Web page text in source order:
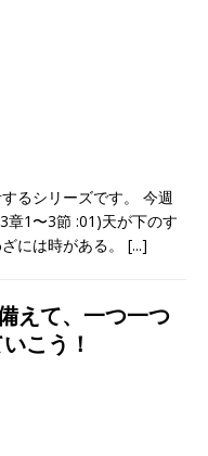
るシリーズです。 今週
1〜3節 :01)天が下のす
には時がある。 [...]
えて、一つ一つ
こう！